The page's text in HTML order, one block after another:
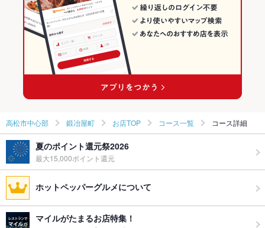
高松市中心部のスペインバル・イタリアンバールランキング
鍛冶屋町のグルメランキング
高松市中心部 鍛冶屋町 お店TOP コース一覧 コース詳細
夏のポイント還元祭2026
最大15,000ポイント還元
ホットペッパーグルメについて
マイルがたまるお店特集！